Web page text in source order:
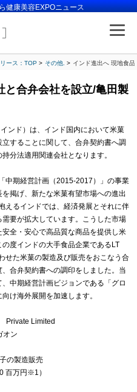
健康美容EXPOニュース
リース：TOP その他. インド進出へ 現地食
と合弁会社を設立/亀田製
ンド）は、インド国内において米菓
することに関して、合弁契約書へ調
分法適用関連会社となります。
中期経営計画（2015-2017）」の事業
掲げ、新たな米菓有望市場への進出
えるインドでは、経済発展とそれに伴
要が拡大しています。こうした市場
全・安心で高品質な商品を提供し米
度インドの大手食品企業であるLT
せた米菓の製造及び販売をおこなう合
合弁契約書への調印をしました。当
中期経営計画ビジョンである「グロ
け海外展開を加速します。
Private Limited
オン
の製造販売
百万円※1）